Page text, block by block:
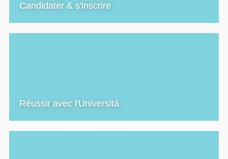
Candidater & s'inscrire
Réussir avec l'Università